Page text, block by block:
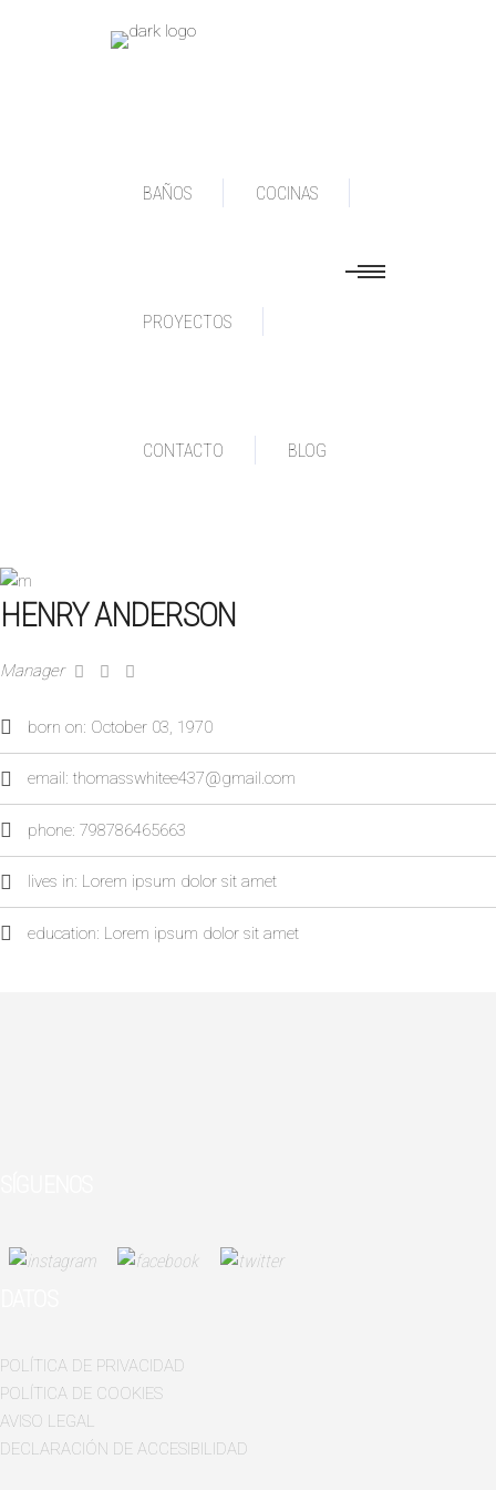
BAÑOS COCINAS
PROYECTOS
CONTACTO BLOG
HENRY ANDERSON
Manager
born on: October 03, 1970
email: thomasswhitee437@gmail.com
phone: 798786465663
lives in: Lorem ipsum dolor sit amet
education: Lorem ipsum dolor sit amet
POLÍTICA DE PRIVACIDAD
POLÍTICA DE COOKIES
AVISO LEGAL
DECLARACIÓN DE ACCESIBILIDAD